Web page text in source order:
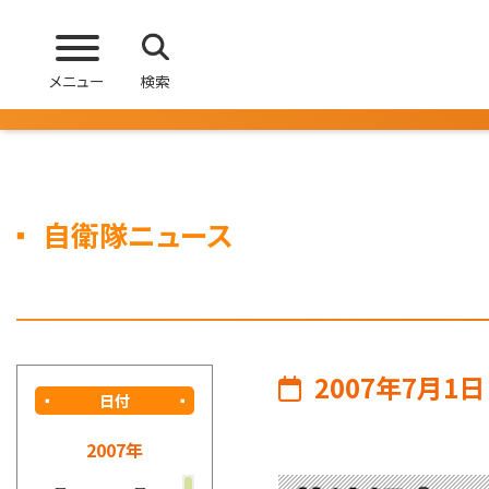
メニュー 検索
自衛隊ニュース
日付
2007年
2007年7月1日